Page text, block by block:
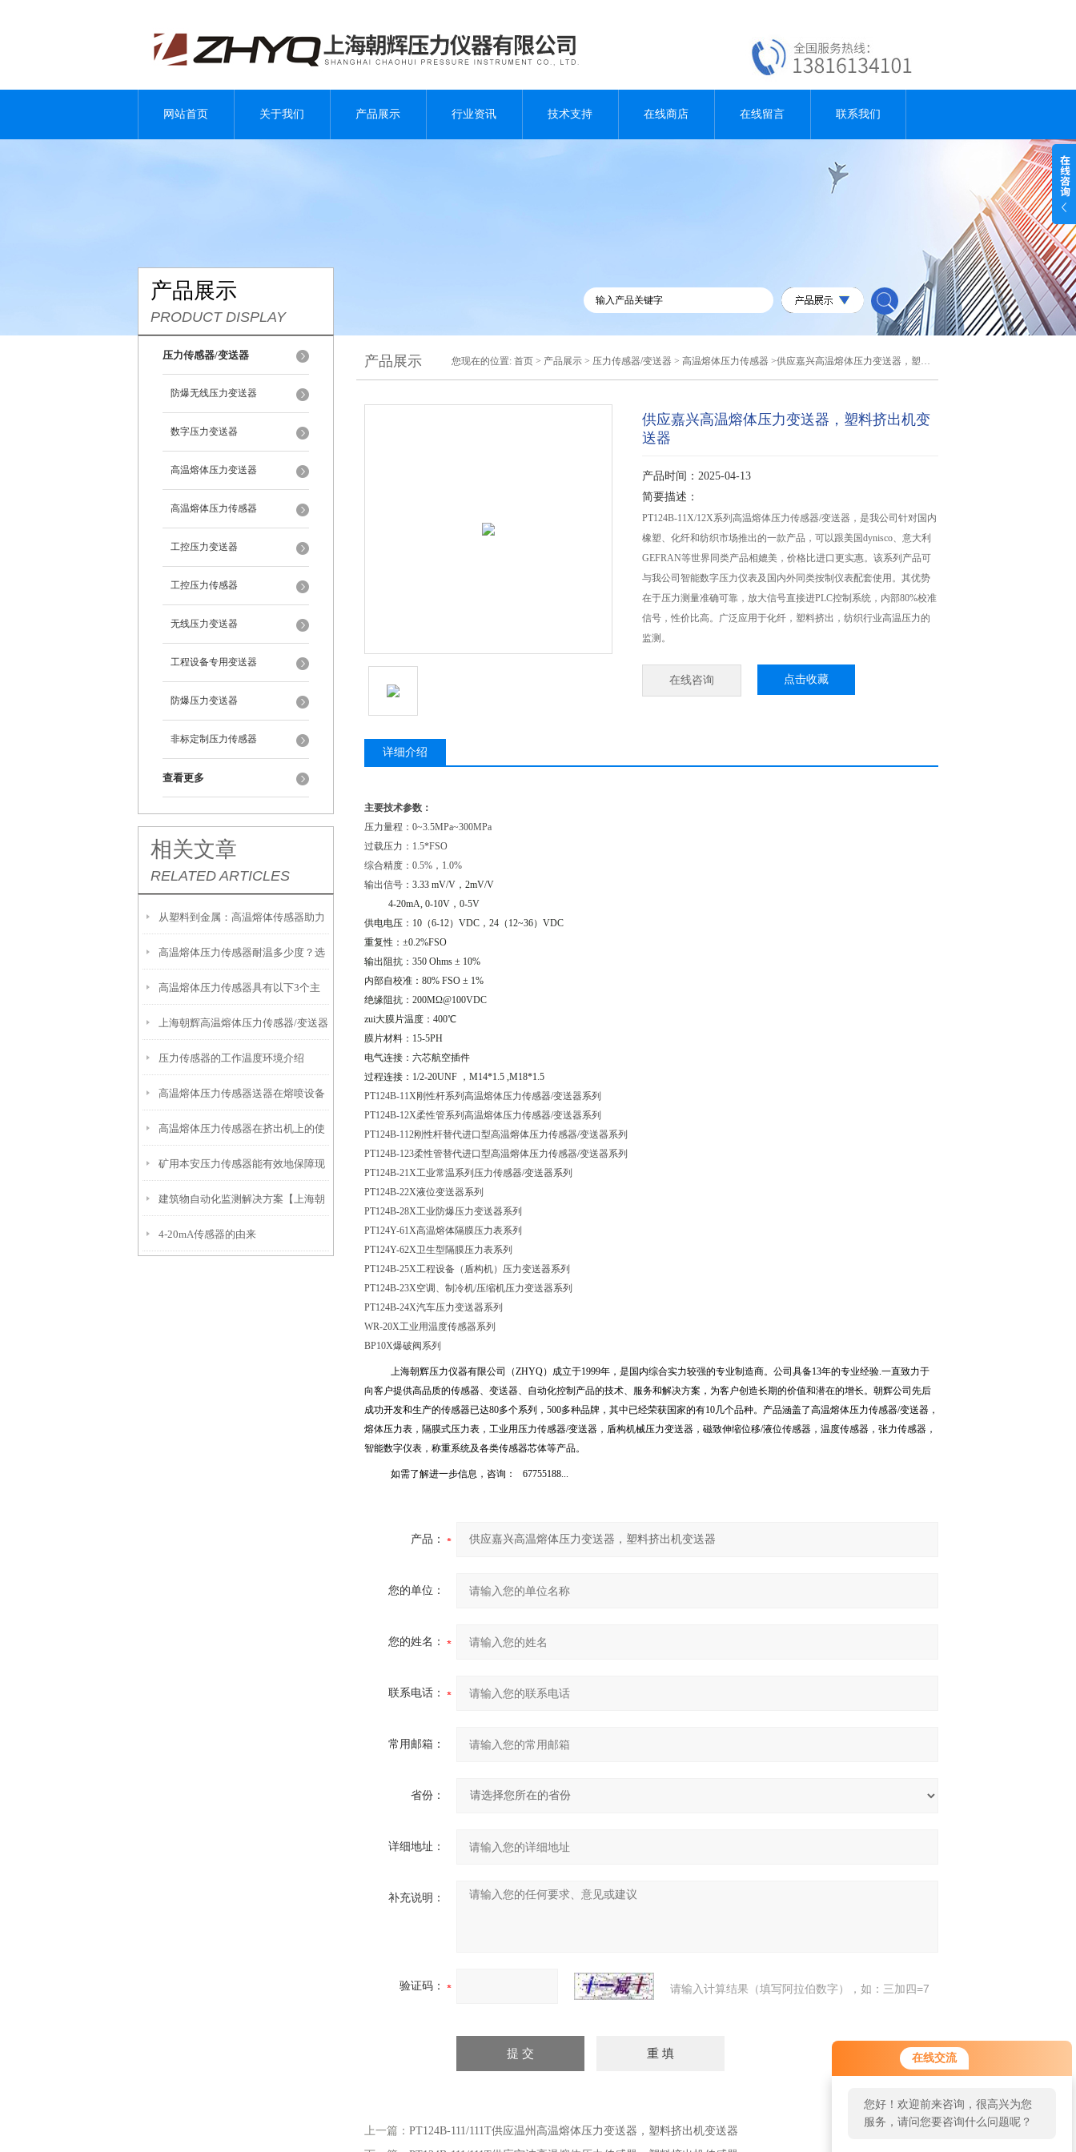
在线交流
您好！欢迎前来咨询，很高兴为您
服务，请问您要咨询什么问题呢？
网站首页 关于我们 产品展示 行业资讯 技术支持 在线商店 在线留言 联系我们
产品展示
PRODUCT DISPLAY
压力传感器/变送器
防爆无线压力变送器
数字压力变送器
高温熔体压力变送器
高温熔体压力传感器
工控压力变送器
工控压力传感器
无线压力变送器
工程设备专用变送器
防爆压力变送器
非标定制压力传感器
查看更多
相关文章
RELATED ARTICLES
从塑料到金属：高温熔体传感器助力
制造工艺效率提升
高温熔体压力传感器耐温多少度？选
型必须知道的参数
高温熔体压力传感器具有以下3个主
要特点
上海朝辉高温熔体压力传感器/变送器
安装前注意事项
压力传感器的工作温度环境介绍
高温熔体压力传感器送器在熔喷设备
正确安装示意图
高温熔体压力传感器在挤出机上的使
用注意事项
矿用本安压力传感器能有效地保障现
场人员和设备的安全
建筑物自动化监测解决方案【上海朝
辉沉降自动化监测】
4-20mA传感器的由来
产品展示 您现在的位置: 首页 > 产品展示 > 压力传感器/变送器 > 高温熔体压力传感器 >供应嘉兴高温熔体压力变送器，塑料挤出机变送器
供应嘉兴高温熔体压力变送器，塑料挤出机变
送器
产品时间：2025-04-13
简要描述：
PT124B-11X/12X系列高温熔体压力传感器/变送器，是我公司针对国内
橡塑、化纤和纺织市场推出的一款产品，可以跟美国dynisco、意大利
GEFRAN等世界同类产品相媲美，价格比进口更实惠。该系列产品可
与我公司智能数字压力仪表及国内外同类按制仪表配套使用。其优势
在于压力测量准确可靠，放大信号直接进PLC控制系统，内部80%校准
信号，性价比高。广泛应用于化纤，塑料挤出，纺织行业高温压力的
监测。
在线咨询 点击收藏
详细介绍
主要技术参数：
压力量程：0~3.5MPa~300MPa
过载压力：1.5*FSO
综合精度：0.5%，1.0%
输出信号： 3.33 mV/V ， 2mV/V
4-20mA, 0-10V ， 0-5V
供电电压： 10 （6-12） VDC ， 24 （ 12~36） VDC
重复性：±0.2%FSO
输出阻抗： 350 Ohms ± 10%
内部自校准： 80% FSO ± 1%
绝缘阻抗： 200MΩ@100VDC
zui大膜片温度： 400℃
膜片材料： 15-5PH
电气连接：六芯航空插件
过程连接： 1/2-20UNF ， M14*1.5 ,M18*1.5
PT124B-11X刚性杆系列高温熔体压力传感器/变送器系列
PT124B-12X柔性管系列高温熔体压力传感器/变送器系列
PT124B-112刚性杆替代进口型高温熔体压力传感器/变送器系列
PT124B-123柔性管替代进口型高温熔体压力传感器/变送器系列
PT124B-21X工业常温系列压力传感器/变送器系列
PT124B-22X液位变送器系列
PT124B-28X工业防爆压力变送器系列
PT124Y-61X高温熔体隔膜压力表系列
PT124Y-62X卫生型隔膜压力表系列
PT124B-25X工程设备（盾构机）压力变送器系列
PT124B-23X空调、制冷机/压缩机压力变送器系列
PT124B-24X汽车压力变送器系列
WR-20X工业用温度传感器系列
BP10X爆破阀系列
上海朝辉压力仪器有限公司（ZHYQ）成立于1999年，是国内综合实力较强的专业制造商。公司具备13年的专业经验.一直致力于
向客户提供高品质的传感器、变送器、自动化控制产品的技术、服务和解决方案，为客户创造长期的价值和潜在的增长。朝辉公司先后
成功开发和生产的传感器已达80多个系列， 500多种品牌，其中已经荣获国家的有10几个品种。产品涵盖了高温熔体压力传感器/变送器，
熔体压力表，隔膜式压力表，工业用压力传感器/变送器，盾构机械压力变送器，磁致伸缩位移/液位传感器，温度传感器，张力传感器，
智能数字仪表，称重系统及各类传感器芯体等产品。
如需了解进一步信息，咨询： 67755188...
产品：
您的单位：
您的姓名：
联系电话：
常用邮箱：
省份：
详细地址：
补充说明：
验证码： 请输入计算结果（填写阿拉伯数字），如：三加四=7
上一篇： PT124B-111/111T供应温州高温熔体压力变送器，塑料挤出机变送器